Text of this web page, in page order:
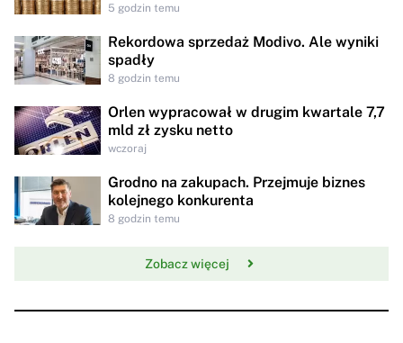
5 godzin temu
Rekordowa sprzedaż Modivo. Ale wyniki
spadły
8 godzin temu
Orlen wypracował w drugim kwartale 7,7
mld zł zysku netto
wczoraj
Grodno na zakupach. Przejmuje biznes
kolejnego konkurenta
8 godzin temu
Zobacz więcej